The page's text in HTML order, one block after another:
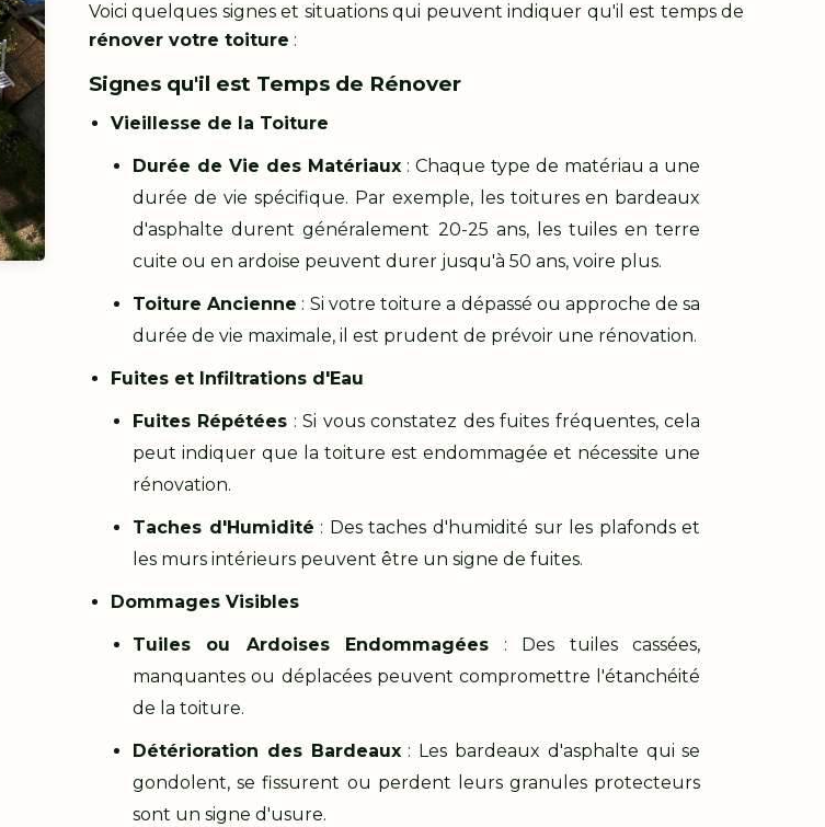
Voici quelques signes et situations qui peuvent indiquer qu'il est temps de
rénover votre toiture :
Signes qu'il est Temps de Rénover
Vieillesse de la Toiture
Durée de Vie des Matériaux: Chaque type de matériau a une
durée de vie spécifique. Par exemple, les toitures en bardeaux
d'asphalte durent généralement 20-25 ans, les tuiles en terre
cuite ou en ardoise peuvent durer jusqu'à 50 ans, voire plus.
Toiture Ancienne : Si votre toiture a dépassé ou approche de sa
durée de vie maximale, il est prudent de prévoir une rénovation.
Fuites et Infiltrations d'Eau
Fuites Répétées : Si vous constatez des fuites fréquentes, cela
peut indiquer que la toiture est endommagée et nécessite une
rénovation.
Taches d'Humidité : Des taches d'humidité sur les plafonds et
les murs intérieurs peuvent être un signe de fuites.
Dommages Visibles
Tuiles ou Ardoises Endommagées : Des tuiles cassées,
manquantes ou déplacées peuvent compromettre l'étanchéité
de la toiture.
Détérioration des Bardeaux: Les bardeaux d'asphalte qui se
gondolent, se fissurent ou perdent leurs granules protecteurs
sont un signe d'usure.